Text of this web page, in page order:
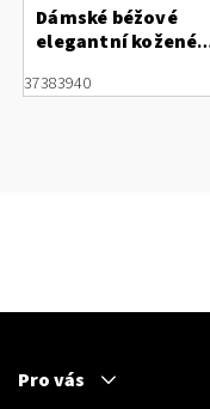
Dámské béžové
elegantní kožené
37383940
Pro vás